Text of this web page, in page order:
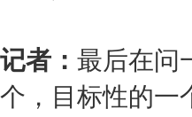
记者： 最后在问
个，目标性的一